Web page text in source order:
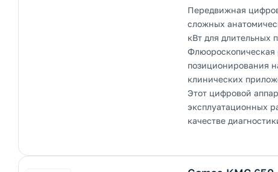
Передвижная
сложных
кВт для длительных
Флюороскопическая
позиционирования
клинических
Этот цифровой
эксплуатационных
качестве